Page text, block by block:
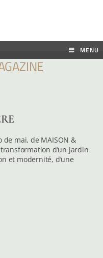
MENU
mai, de MAISON &
d’un jardin
et modernité, d’une